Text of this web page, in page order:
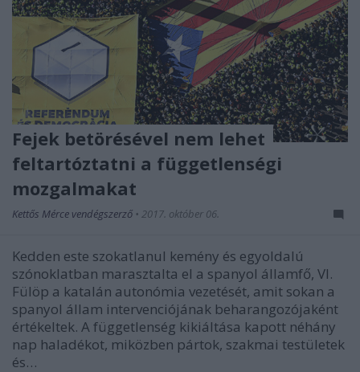
Fejek betörésével nem lehet
feltartóztatni a függetlenségi
mozgalmakat
Kettős Mérce vendégszerző • 2017. október 06.
Kedden este szokatlanul kemény és egyoldalú
szónoklatban marasztalta el a spanyol államfő, VI.
Fülöp a katalán autonómia vezetését, amit sokan a
spanyol állam intervenciójának beharangozójaként
értékeltek. A függetlenség kikiáltása kapott néhány
nap haladékot, miközben pártok, szakmai testületek
és…